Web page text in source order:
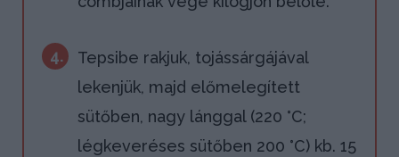
4.
Tepsibe rakjuk, tojássárgájával
lekenjük, majd előmelegített
sütőben, nagy lánggal (220 °C;
légkeveréses sütőben 200 °C) kb. 15